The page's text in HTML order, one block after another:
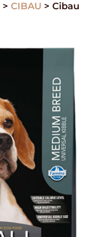
> CIBAU > Cibau